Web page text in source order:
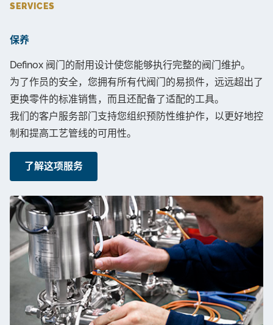
SERVICES
保养
Definox 阀门的耐用设计使您能够执行完整的阀门维护。
为了作员的安全，您拥有所有代阀门的易损件，远远超出了
更换零件的标准销售，而且还配备了适配的工具。
我们的客户服务部门支持您组织预防性维护作，以更好地控
制和提高工艺管线的可用性。
了解这项服务